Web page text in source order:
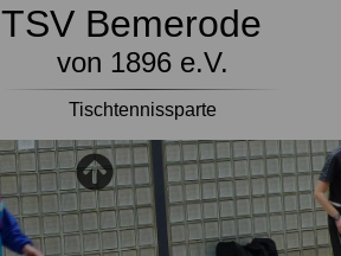
TSV Bemerode
von 1896 e.V.
Tischtennissparte